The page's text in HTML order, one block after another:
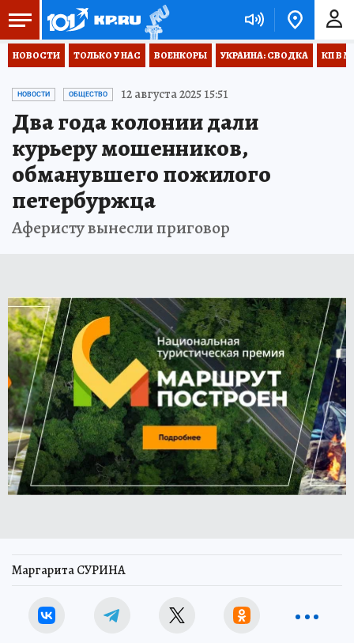
НОВОСТИ ТОЛЬКО У НАС ВОЕНКОРЫ УКРАИНА: СВОДКА КП В
НОВОСТИ ОБЩЕСТВО 12 августа 2025 15:51
Два года колонии дали
курьеру мошенников,
обманувшего пожилого
петербуржца
Аферисту вынесли приговор
Маргарита СУРИНА